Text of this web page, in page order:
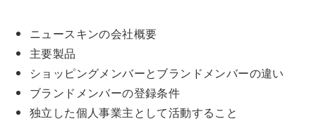
ニュースキンの会社概要
主要製品
ショッピングメンバーとブランドメンバーの違い
ブランドメンバーの登録条件
独立した個人事業主として活動すること